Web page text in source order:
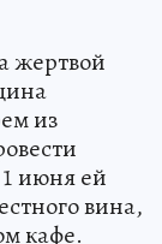
жертвой
из
июня ей
вина,
кафе.